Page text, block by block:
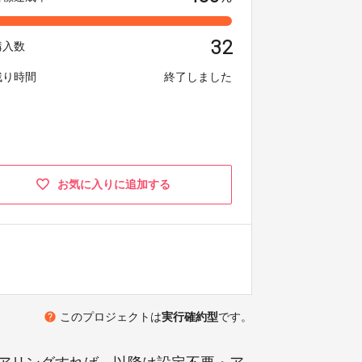
入数 32
り時間 終了しました
お気に入りに追加する
help このプロジェクトは実行確約型です。